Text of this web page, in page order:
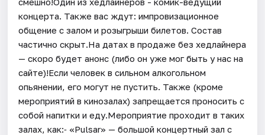
концерта. Также вас ждут: импровизационное
общение с залом и розыгрыши билетов. Состав
частично скрыт.На датах в продаже без хедлайнера
— скоро будет анонс (либо он уже мог быть у нас на
сайте)!Если человек в сильном алкогольном
опьянении, его могут не пустить. Также (кроме
мероприятий в кинозалах) запрещается проносить с
собой напитки и еду.Мероприятие проходит в таких
залах, как:⁃ «Pulsar» — большой концертный зал с